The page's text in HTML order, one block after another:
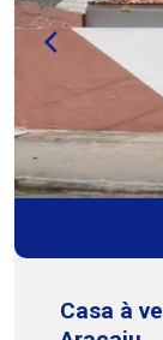
serviços
dia a dia.
COHAB
3231 -
Casa à